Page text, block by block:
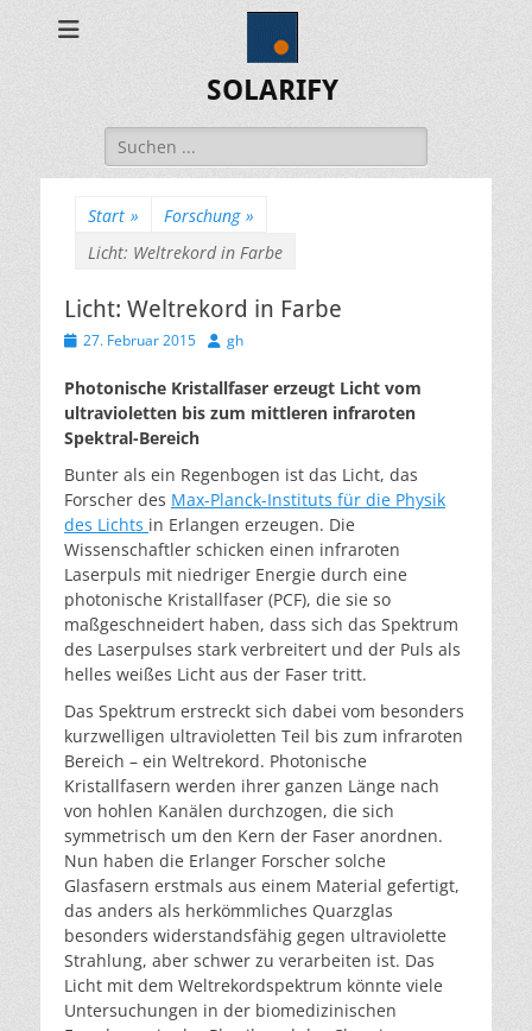
SOLARIFY
Suchen
nach:
Start » Forschung »
Licht: Weltrekord in Farbe
Licht: Weltrekord in Farbe
Veröffentlicht
27. Februar 2015 Autor
gh
Photonische Kristallfaser erzeugt Licht vom
ultravioletten bis zum mittleren infraroten
Spektral-Bereich
Bunter als ein Regenbogen ist das Licht, das
Forscher des Max-Planck-Instituts für die Physik
des Lichts in Erlangen erzeugen. Die
Wissenschaftler schicken einen infraroten
Laserpuls mit niedriger Energie durch eine
photonische Kristallfaser (PCF), die sie so
maßgeschneidert haben, dass sich das Spektrum
des Laserpulses stark verbreitert und der Puls als
helles weißes Licht aus der Faser tritt.
Das Spektrum erstreckt sich dabei vom besonders
kurzwelligen ultravioletten Teil bis zum infraroten
Bereich – ein Weltrekord. Photonische
Kristallfasern werden ihrer ganzen Länge nach
von hohlen Kanälen durchzogen, die sich
symmetrisch um den Kern der Faser anordnen.
Nun haben die Erlanger Forscher solche
Glasfasern erstmals aus einem Material gefertigt,
das anders als herkömmliches Quarzglas
besonders widerstandsfähig gegen ultraviolette
Strahlung, aber schwer zu verarbeiten ist. Das
Licht mit dem Weltrekordspektrum könnte viele
Untersuchungen in der biomedizinischen